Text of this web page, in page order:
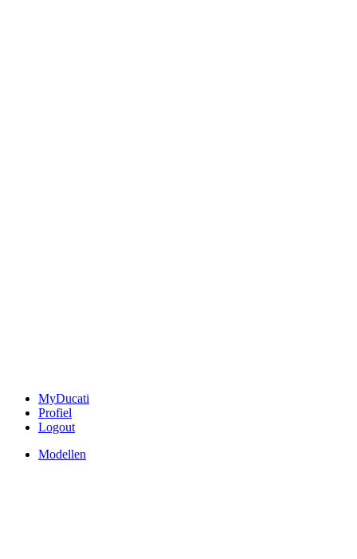
MyDucati
Profiel
Logout
Modellen